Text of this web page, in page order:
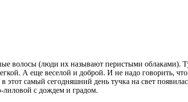
волосы (люди их называют перистыми облаками).
А еще веселой и доброй. И не надо говорить, что
самый сегодняшний день тучка на свет
лиловой с дождем и градом.